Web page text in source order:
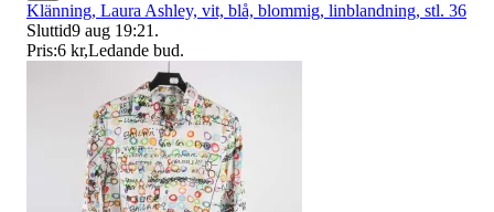
Klänning, Laura Ashley, vit, blå, blommig, linblandning, stl. 36
Sluttid9 aug 19:21 .
Pris:6 kr,Ledande bud.